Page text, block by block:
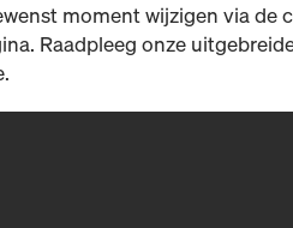
(geavanceerde
gevestigd. Wij sturen uw
interface door naar deze
moment wijzigen via de
Raadpleeg onze